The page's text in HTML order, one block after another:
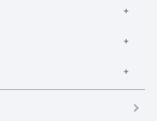
江ノ島電鉄
・南道路の